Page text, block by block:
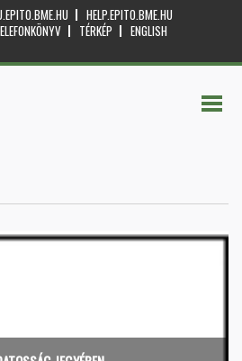
HELP.EPITO.BME.HU
TÉRKÉP
ENGLISH